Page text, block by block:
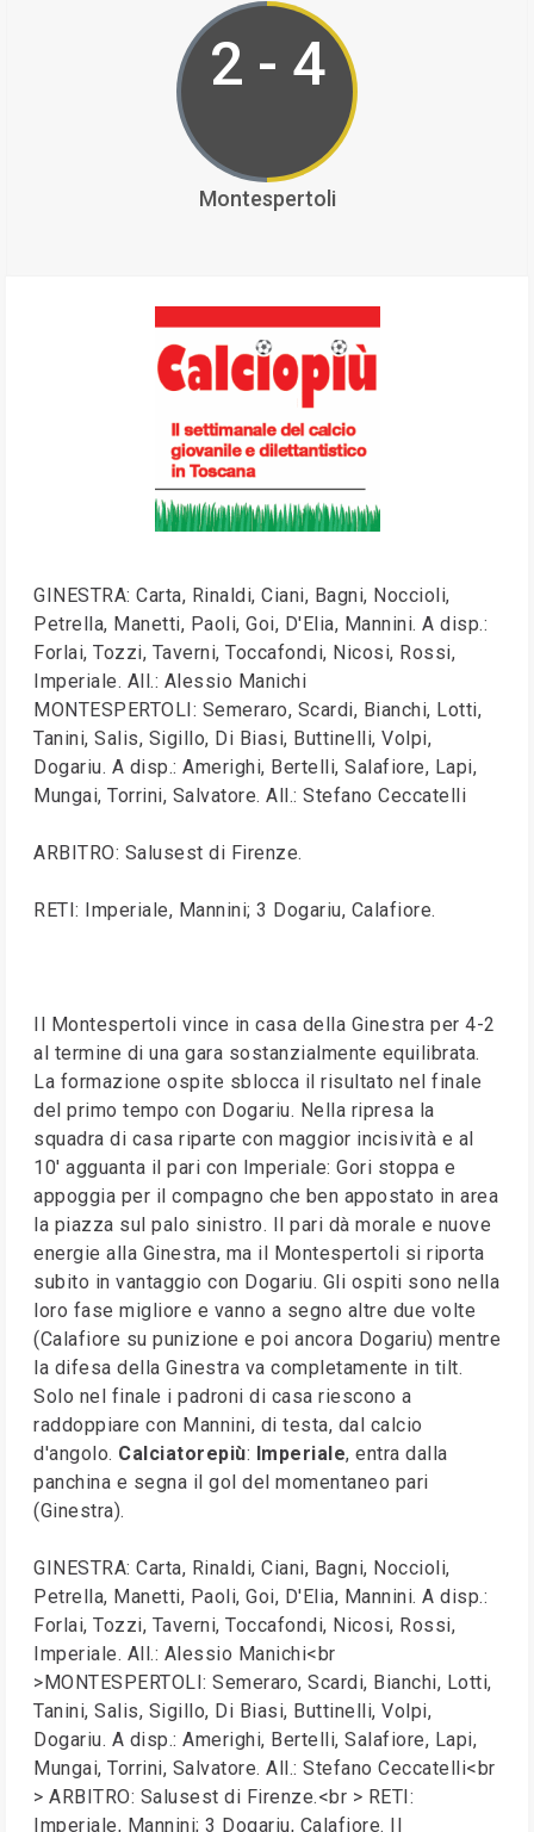
2 - 4
Montespertoli
GINESTRA: Carta, Rinaldi, Ciani, Bagni, Noccioli,
Petrella, Manetti, Paoli, Goi, D'Elia, Mannini. A disp.:
Forlai, Tozzi, Taverni, Toccafondi, Nicosi, Rossi,
Imperiale. All.: Alessio Manichi
MONTESPERTOLI: Semeraro, Scardi, Bianchi, Lotti,
Tanini, Salis, Sigillo, Di Biasi, Buttinelli, Volpi,
Dogariu. A disp.: Amerighi, Bertelli, Salafiore, Lapi,
Mungai, Torrini, Salvatore. All.: Stefano Ceccatelli
ARBITRO: Salusest di Firenze.
RETI: Imperiale, Mannini; 3 Dogariu, Calafiore.
Il Montespertoli vince in casa della Ginestra per 4-2
al termine di una gara sostanzialmente equilibrata.
La formazione ospite sblocca il risultato nel finale
del primo tempo con Dogariu. Nella ripresa la
squadra di casa riparte con maggior incisività e al
10' agguanta il pari con Imperiale: Gori stoppa e
appoggia per il compagno che ben appostato in area
la piazza sul palo sinistro. Il pari dà morale e nuove
energie alla Ginestra, ma il Montespertoli si riporta
subito in vantaggio con Dogariu. Gli ospiti sono nella
loro fase migliore e vanno a segno altre due volte
(Calafiore su punizione e poi ancora Dogariu) mentre
la difesa della Ginestra va completamente in tilt.
Solo nel finale i padroni di casa riescono a
raddoppiare con Mannini, di testa, dal calcio
d'angolo. Calciatorepiù: Imperiale, entra dalla
panchina e segna il gol del momentaneo pari
(Ginestra).
GINESTRA: Carta, Rinaldi, Ciani, Bagni, Noccioli,
Petrella, Manetti, Paoli, Goi, D'Elia, Mannini. A disp.:
Forlai, Tozzi, Taverni, Toccafondi, Nicosi, Rossi,
Imperiale. All.: Alessio Manichi<br
>MONTESPERTOLI: Semeraro, Scardi, Bianchi, Lotti,
Tanini, Salis, Sigillo, Di Biasi, Buttinelli, Volpi,
Dogariu. A disp.: Amerighi, Bertelli, Salafiore, Lapi,
Mungai, Torrini, Salvatore. All.: Stefano Ceccatelli<br
> ARBITRO: Salusest di Firenze.<br > RETI:
Imperiale, Mannini; 3 Dogariu, Calafiore. Il